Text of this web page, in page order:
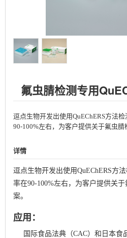
氟虫腈检测专用
逗点生物开发出使用QuEChERS方法
90-100%左右，为客户提供关于氟虫腈
详情
逗点生物开发出使用QuEChERS方
率在90-100%左右，为客户提供关
案。
应用：
国际食品法典（CAC）和日本